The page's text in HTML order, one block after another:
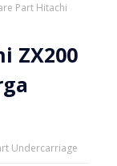
Part Hitachi
ZX200
Undercarriage